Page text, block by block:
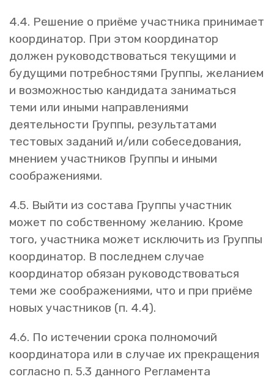
4.4. Решение о приёме участника принимает
координатор. При этом координатор
должен руководствоваться текущими и
будущими потребностями Группы, желанием
и возможностью кандидата заниматься
теми или иными направлениями
деятельности Группы, результатами
тестовых заданий и/или собеседования,
мнением участников Группы и иными
соображениями.
4.5. Выйти из состава Группы участник
может по собственному желанию. Кроме
того, участника может исключить из Группы
координатор. В последнем случае
координатор обязан руководствоваться
теми же соображениями, что и при приёме
новых участников (п. 4.4).
4.6. По истечении срока полномочий
координатора или в случае их прекращения
согласно п. 5.3 данного Регламента